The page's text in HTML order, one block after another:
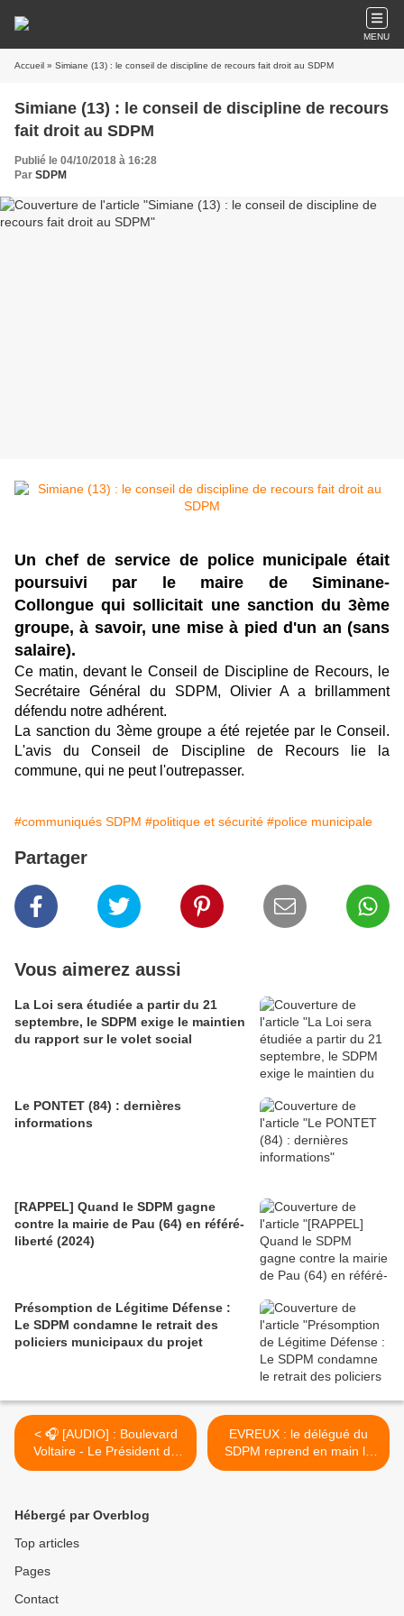
MENU
Accueil » Simiane (13) : le conseil de discipline de recours fait droit au SDPM
Simiane (13) : le conseil de discipline de recours
fait droit au SDPM
Publié le 04/10/2018 à 16:28
Par SDPM
Un chef de service de police municipale était
poursuivi par le maire de Siminane-
Collongue qui sollicitait une sanction du 3ème
groupe, à savoir, une mise à pied d'un an (sans
salaire).
Ce matin, devant le Conseil de Discipline de Recours, le
Secrétaire Général du SDPM, Olivier A a brillamment
défendu notre adhérent.
La sanction du 3ème groupe a été rejetée par le Conseil.
L'avis du Conseil de Discipline de Recours lie la
commune, qui ne peut l'outrepasser.
#communiqués SDPM #politique et sécurité #police municipale
Partager
Vous aimerez aussi
La Loi sera étudiée a partir du 21
septembre, le SDPM exige le maintien
du rapport sur le volet social
Le PONTET (84) : dernières
informations
[RAPPEL] Quand le SDPM gagne
contre la mairie de Pau (64) en référé-
liberté (2024)
Présomption de Légitime Défense :
Le SDPM condamne le retrait des
policiers municipaux du projet
< 🎧 [AUDIO] : Boulevard
Voltaire - Le Président du
SDPM interviewé
EVREUX : le délégué du
SDPM reprend en main la
police municipale >
Hébergé par Overblog
Top articles
Pages
Contact